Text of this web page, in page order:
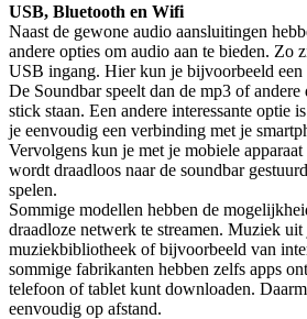
USB, Bluetooth en Wifi
Naast de gewone audio aansluitingen
andere opties om audio aan te bieden. Zo
USB ingang. Hier kun je bijvoorbeeld
De Soundbar speelt dan de mp3 of
stick staan. Een andere interessante optie
je eenvoudig een verbinding met je
Vervolgens kun je met je mobiele
wordt draadloos naar de soundbar
spelen.
Sommige modellen hebben de
draadloze netwerk te streamen. Muziek
muziekbibliotheek of bijvoorbeeld van
sommige fabrikanten hebben zelfs apps
telefoon of tablet kunt downloaden.
eenvoudig op afstand.